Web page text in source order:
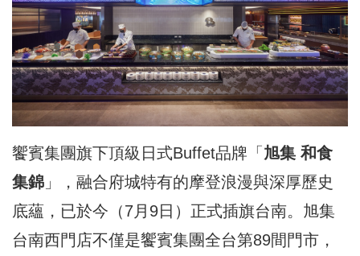
饗賓集團旗下頂級日式Buffet品牌「旭集 和食
集錦 」，融合府城特有的摩登浪漫與深厚歷史
底蘊，已於今（7月9日）正式插旗台南。旭集
台南西門店不僅是饗賓集團全台第89間門市，